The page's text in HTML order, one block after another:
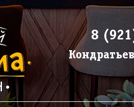
8